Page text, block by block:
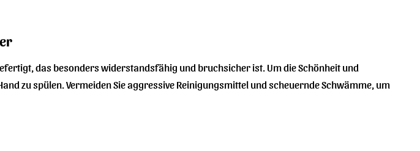
das besonders widerstandsfähig und bruchsicher ist. Um die Schönheit und
zu spülen. Vermeiden Sie aggressive Reinigungsmittel und scheuernde Schwämme, um